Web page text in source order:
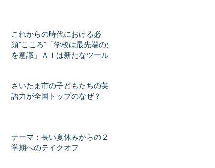
これからの時代における必
須”こころ”「学校は最先端の先
を意識」ＡＩは新たなツール
経新聞） - Yahoo!ニュース
さいたま市の子どもたちの英
語力が全国トップのなぜ？
テーマ：長い夏休みからの２
学期へのテイクオフ